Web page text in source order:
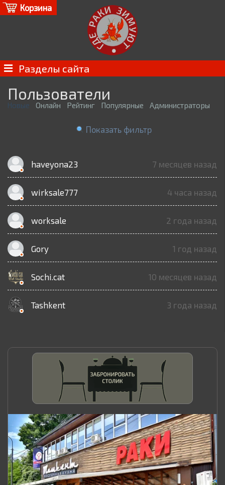
Корзина
Разделы сайта
Пользователи
Новые Онлайн Рейтинг Популярные Администраторы
Показать фильтр
haveyona23 7 месяцев назад
wirksale777 4 часа назад
worksale 2 года назад
Gory 1 год назад
Sochi.cat 10 месяцев назад
Tashkent 3 года назад